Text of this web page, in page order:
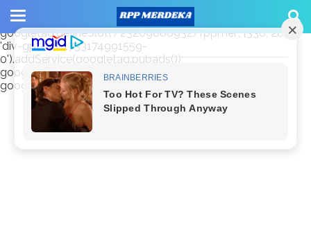
window.googletag = window.googletag || {cmd: []};
googletag.cmd.push(function() {
googletag.defineSlot('/23209888932/rppmer', [336, 280],
'div-gpt-ad-1733174991559-
0').addService(googletag.pubads());
googletag.pubads().enableSingleRequest();
googletag.enableServices(); });